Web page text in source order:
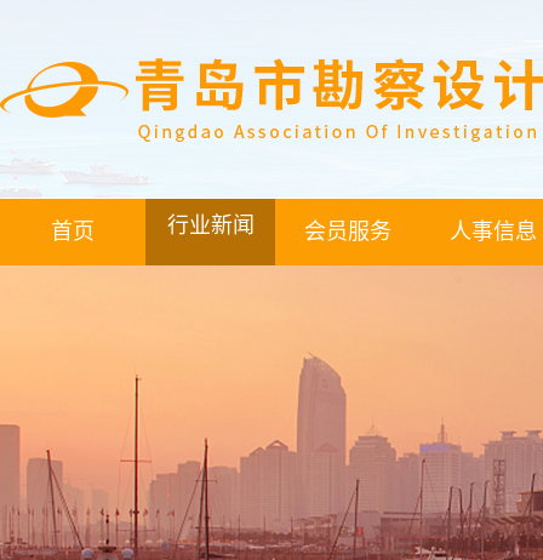
首页 行业新闻 会员服务 人事信息